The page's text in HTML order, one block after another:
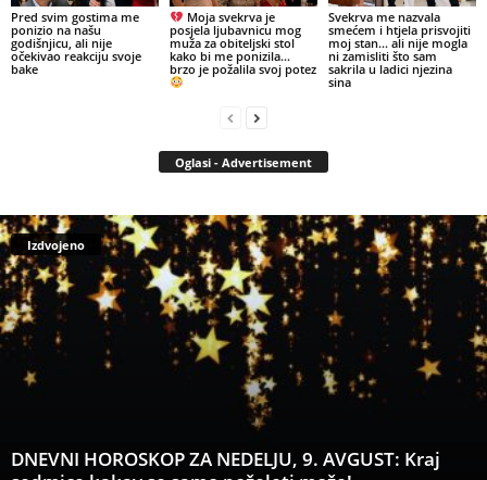
Pred svim gostima me
ponizio na našu
godišnjicu, ali nije
očekivao reakciju svoje
bake
Moja svekrva je
posjela ljubavnicu mog
muža za obiteljski stol
kako bi me ponizila…
brzo je požalila svoj potez
Svekrva me nazvala
smećem i htjela prisvojiti
moj stan… ali nije mogla
ni zamisliti što sam
sakrila u ladici njezina
sina
Oglasi - Advertisement
Izdvojeno
DNEVNI HOROSKOP ZA NEDELJU, 9. AVGUST: Kraj